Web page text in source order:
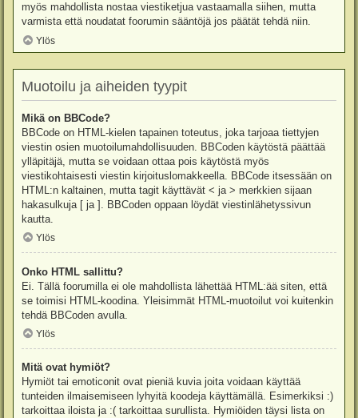
myös mahdollista nostaa viestiketjua vastaamalla siihen, mutta
varmista että noudatat foorumin sääntöjä jos päätät tehdä niin.
Ylös
Muotoilu ja aiheiden tyypit
Mikä on BBCode?
BBCode on HTML-kielen tapainen toteutus, joka tarjoaa tiettyjen
viestin osien muotoilumahdollisuuden. BBCoden käytöstä päättää
ylläpitäjä, mutta se voidaan ottaa pois käytöstä myös
viestikohtaisesti viestin kirjoituslomakkeella. BBCode itsessään on
HTML:n kaltainen, mutta tagit käyttävät < ja > merkkien sijaan
hakasulkuja [ ja ]. BBCoden oppaan löydät viestinlähetyssivun
kautta.
Ylös
Onko HTML sallittu?
Ei. Tällä foorumilla ei ole mahdollista lähettää HTML:ää siten, että
se toimisi HTML-koodina. Yleisimmät HTML-muotoilut voi kuitenkin
tehdä BBCoden avulla.
Ylös
Mitä ovat hymiöt?
Hymiöt tai emoticonit ovat pieniä kuvia joita voidaan käyttää
tunteiden ilmaisemiseen lyhyitä koodeja käyttämällä. Esimerkiksi :)
tarkoittaa iloista ja :( tarkoittaa surullista. Hymiöiden täysi lista on